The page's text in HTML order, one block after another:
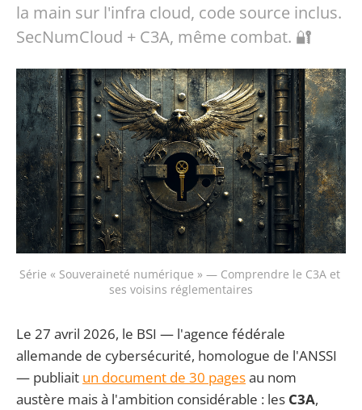
la main sur l'infra cloud, code source inclus.
SecNumCloud + C3A, même combat. 🔐
Série « Souveraineté numérique » — Comprendre le C3A et
ses voisins réglementaires
Le 27 avril 2026, le BSI — l'agence fédérale
allemande de cybersécurité, homologue de l'ANSSI
— publiait un document de 30 pagesau nom
austère mais à l'ambition considérable : les C3A,